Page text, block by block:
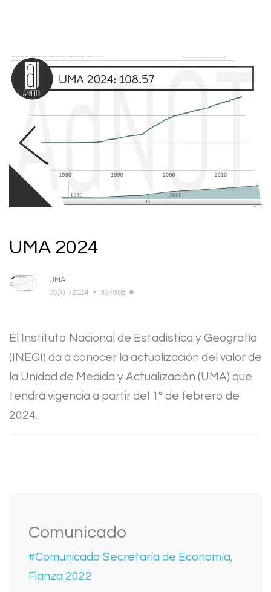
UMA 2024
UMA
09/01/2024
• 397808
El Instituto Nacional de Estadística y Geografía
(INEGI) da a conocer la actualización del valor de
la Unidad de Medida y Actualización (UMA) que
tendrá vigencia a partir del 1° de febrero de
2024.
Comunicado
#Comunicado Secretaría de Economía,
Fianza 2022